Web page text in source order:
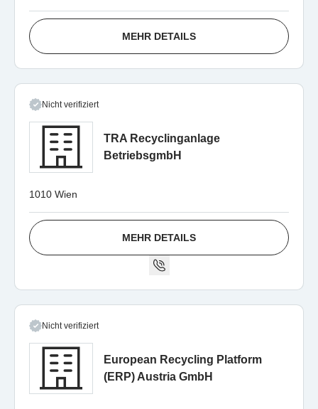
MEHR DETAILS
Nicht verifiziert
TRA Recyclinganlage
BetriebsgmbH
1010 Wien
MEHR DETAILS
Nicht verifiziert
European Recycling Platform
(ERP) Austria GmbH